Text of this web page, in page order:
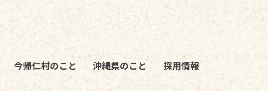
今帰仁村のこと 沖縄県のこと 採用情報